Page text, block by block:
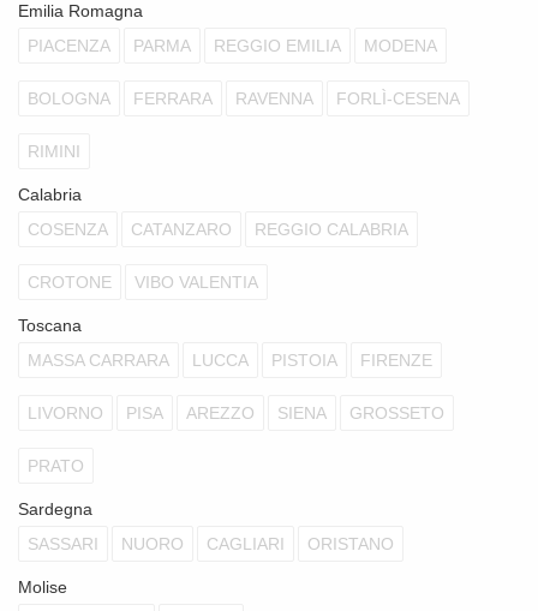
Emilia Romagna
PIACENZA
PARMA REGGIO EMILIA MODENA
BOLOGNA FERRARA RAVENNA FORLÌ-CESENA
RIMINI
Calabria
COSENZA
CATANZARO REGGIO CALABRIA
CROTONE VIBO VALENTIA
Toscana
MASSA CARRARA
LUCCA PISTOIA FIRENZE
LIVORNO PISA AREZZO SIENA GROSSETO
PRATO
Sardegna
SASSARI
NUORO CAGLIARI ORISTANO
Molise